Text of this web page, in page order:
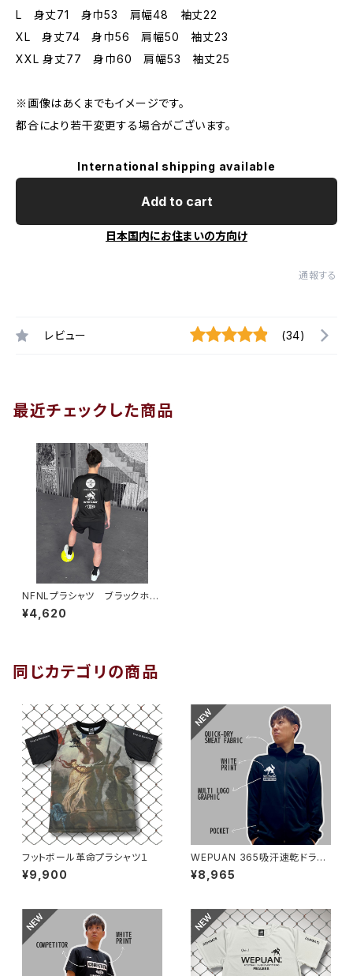
L 身丈71 身巾53 肩幅48 袖丈22
XL 身丈74 身巾56 肩幅50 袖丈23
XXL 身丈77 身巾60 肩幅53 袖丈25
※画像はあくまでもイメージです。
都合により若干変更する場合がございます。
International shipping available
Add to cart
日本国内にお住まいの方向け
通報する
レビュー (34)
最近チェックした商品
NFNLプラシャツ ブラックホワ
イト
¥4,620
同じカテゴリの商品
フットボール革命プラシャツ１
¥9,900
WEPUAN 365吸汗速乾ドライ
スウェットフーディ ブラックホ
ワイト
¥8,965